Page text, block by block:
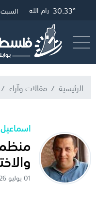
33.29° غزة 30.57° القدس 30.33° رام الله 29.42° الخليل السبت 08 أغسطس 2026
الرئيسية مقالات وآراء
01 يوليو 2026 . الساعة 09:45 ص بتوقيت القدس